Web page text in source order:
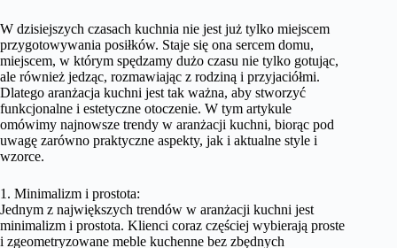
W dzisiejszych czasach kuchnia nie jest już tylko miejscem
przygotowywania posiłków. Staje się ona sercem domu,
miejscem, w którym spędzamy dużo czasu nie tylko gotując,
ale również jedząc, rozmawiając z rodziną i przyjaciółmi.
Dlatego aranżacja kuchni jest tak ważna, aby stworzyć
funkcjonalne i estetyczne otoczenie. W tym artykule
omówimy najnowsze trendy w aranżacji kuchni, biorąc pod
uwagę zarówno praktyczne aspekty, jak i aktualne style i
wzorce.
1. Minimalizm i prostota:
Jednym z największych trendów w aranżacji kuchni jest
minimalizm i prostota. Klienci coraz częściej wybierają proste
i zgeometryzowane meble kuchenne bez zbędnych